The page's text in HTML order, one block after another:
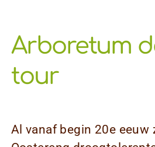
Arboretum
tour
Al vanaf begin 20e eeuw